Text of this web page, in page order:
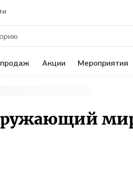
Акции Мероприятия